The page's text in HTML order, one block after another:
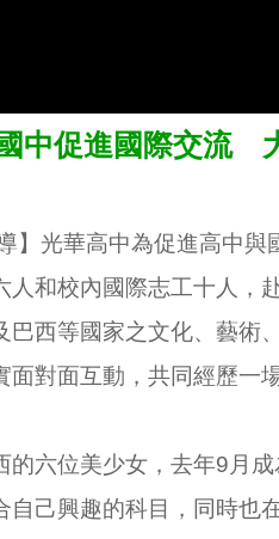
中促進國際交流
】光華高中為促進高中
人和校內國際志工十人，
巴西等國家之文化、藝術
面對面互動，共同經歷一
的六位美少女，去年9月
自己興趣的科目，同時也